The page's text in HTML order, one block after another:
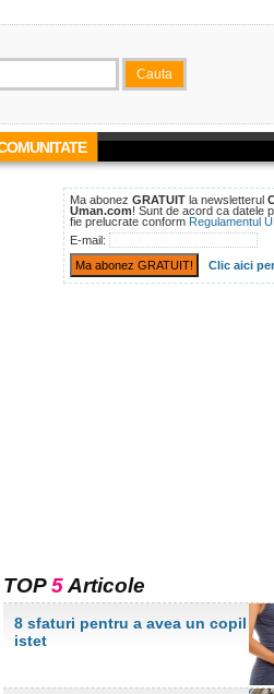
Ma abonez GRATUIT la newsletterul
Uman.com! Sunt de acord ca datele
fie prelucrate conform Regulamentul
E-mail:
Clic aici
TOP5Articole
8 sfaturi pentru a avea un copil
istet